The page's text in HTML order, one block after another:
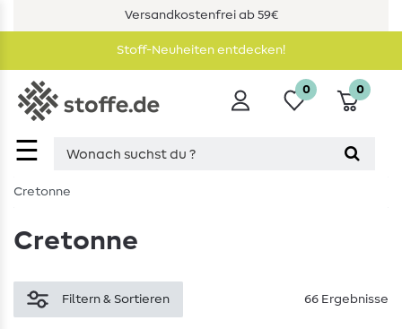
Versandkostenfrei ab 59€
Stoff-Neuheiten entdecken!
☰
0 0
Cretonne
Cretonne
Filtern & Sortieren 66 Ergebnisse